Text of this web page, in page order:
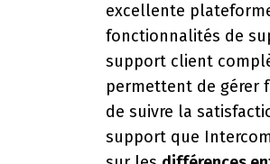
excellente
fonctionnalités de
support client
permettent de gérer
de suivre la
support que